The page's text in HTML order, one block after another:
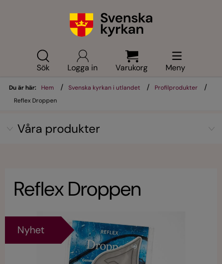
Sök Logga in Varukorg Meny
Du är här: Hem / Svenska kyrkan i utlandet / Profilprodukter /
Reflex Droppen
Våra produkter
Reflex Droppen
Nyhet